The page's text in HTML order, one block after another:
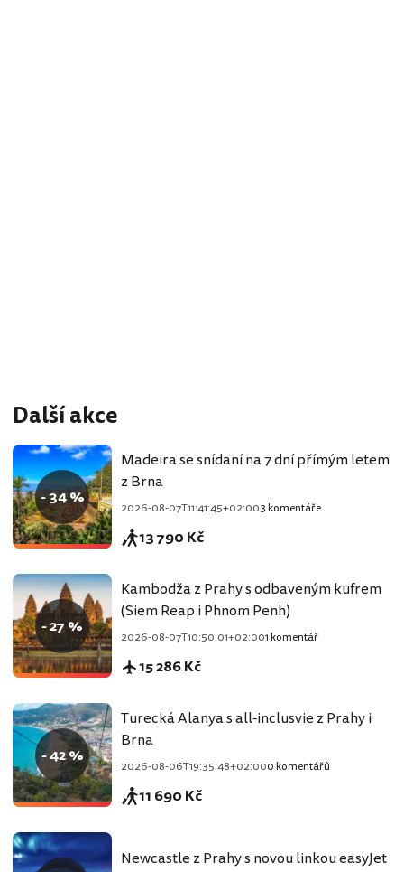
Další akce
- 34 %
Madeira se snídaní na 7 dní přímým letem
z Brna
2026-08-07T11:41:45+02:003 komentáře
13 790 Kč
- 27 %
Kambodža z Prahy s odbaveným kufrem
(Siem Reap i Phnom Penh)
2026-08-07T10:50:01+02:001 komentář
15 286 Kč
- 42 %
Turecká Alanya s all-inclusvie z Prahy i
Brna
2026-08-06T19:35:48+02:000 komentářů
11 690 Kč
Newcastle z Prahy s novou linkou easyJet